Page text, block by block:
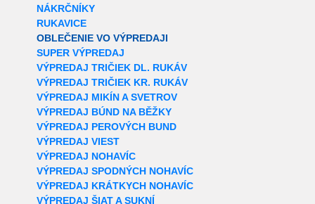
NÁKRČNÍKY
RUKAVICE
OBLEČENIE VO VÝPREDAJI
SUPER VÝPREDAJ
VÝPREDAJ TRIČIEK DL. RUKÁV
VÝPREDAJ TRIČIEK KR. RUKÁV
VÝPREDAJ MIKÍN A SVETROV
VÝPREDAJ BÚND NA BĚŽKY
VÝPREDAJ PEROVÝCH BUND
VÝPREDAJ VIEST
VÝPREDAJ NOHAVÍC
VÝPREDAJ SPODNÝCH NOHAVÍC
VÝPREDAJ KRÁTKYCH NOHAVÍC
VÝPREDAJ ŠIAT A SUKNÍ